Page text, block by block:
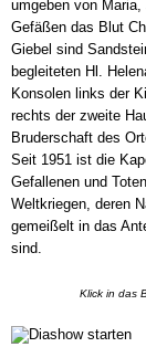
umgeben von
Gefäßen das Blut
Giebel sind
begleiteten Hl.
Konsolen links der
rechts der zweite
Bruderschaft des
Seit 1951 ist die
Gefallenen und
Weltkriegen, deren
gemeißelt in das
sind.
Klick in das